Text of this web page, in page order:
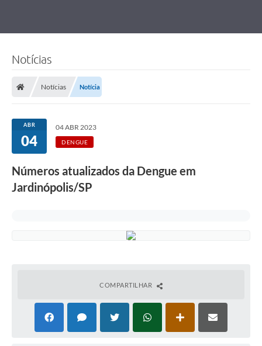
Notícias
Notícias Notícia
ABR
04
04 ABR 2023
DENGUE
Números atualizados da Dengue em
Jardinópolis/SP
COMPARTILHAR